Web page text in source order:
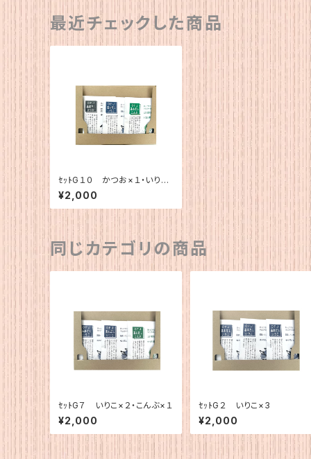
最近チェックした商品
ｾｯﾄG１０ かつお×１・いりこ
×１・こんぶ×１
¥2,000
同じカテゴリの商品
ｾｯﾄG７ いりこ×２・こんぶ×１
¥2,000
ｾｯﾄG２ いりこ×3
¥2,000